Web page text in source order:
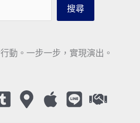
搜尋
動。一步一步，實現演出。